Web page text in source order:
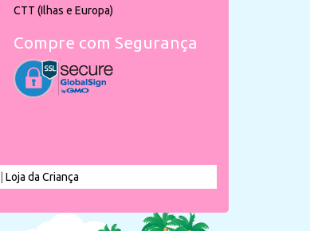
CTT (Ilhas e Europa)
Compre com Segurança
Loja da Criança